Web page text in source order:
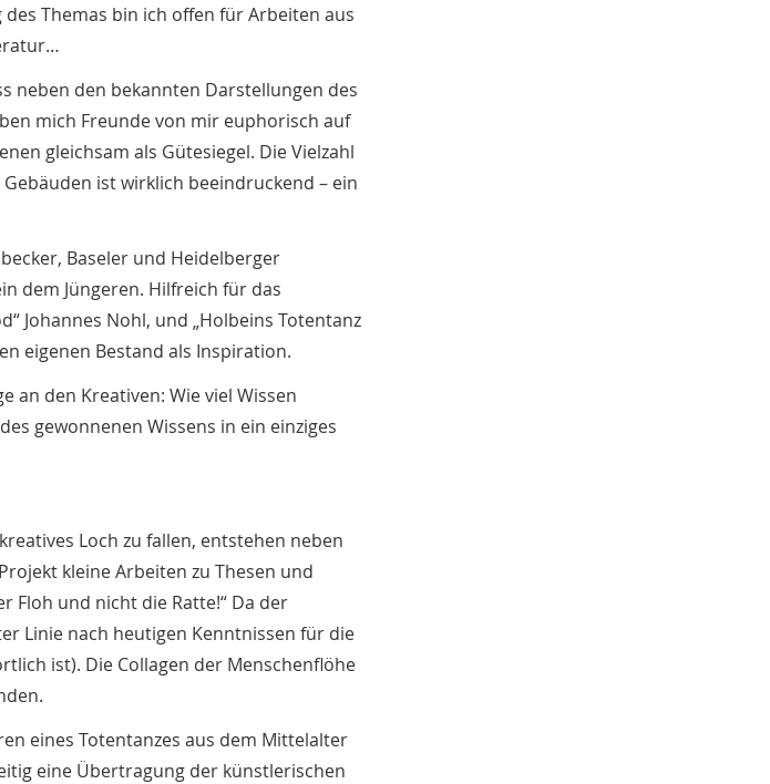
Themas bin ich offen für Arbeiten aus
neben den bekannten Darstellungen des
mich Freunde von mir euphorisch auf
gleichsam als Gütesiegel. Die Vielzahl
ist wirklich beeindruckend – ein
Baseler und Heidelberger
dem Jüngeren. Hilfreich für das
Johannes Nohl, und „Holbeins Totentanz
eigenen Bestand als Inspiration.
an den Kreativen: Wie viel Wissen
gewonnenen Wissens in ein einziges
Loch zu fallen, entstehen neben
kleine Arbeiten zu Thesen und
Floh und nicht die Ratte!“ Da der
Linie nach heutigen Kenntnissen für die
ist). Die Collagen der Menschenflöhe
eines Totentanzes aus dem Mittelalter
eine Übertragung der künstlerischen